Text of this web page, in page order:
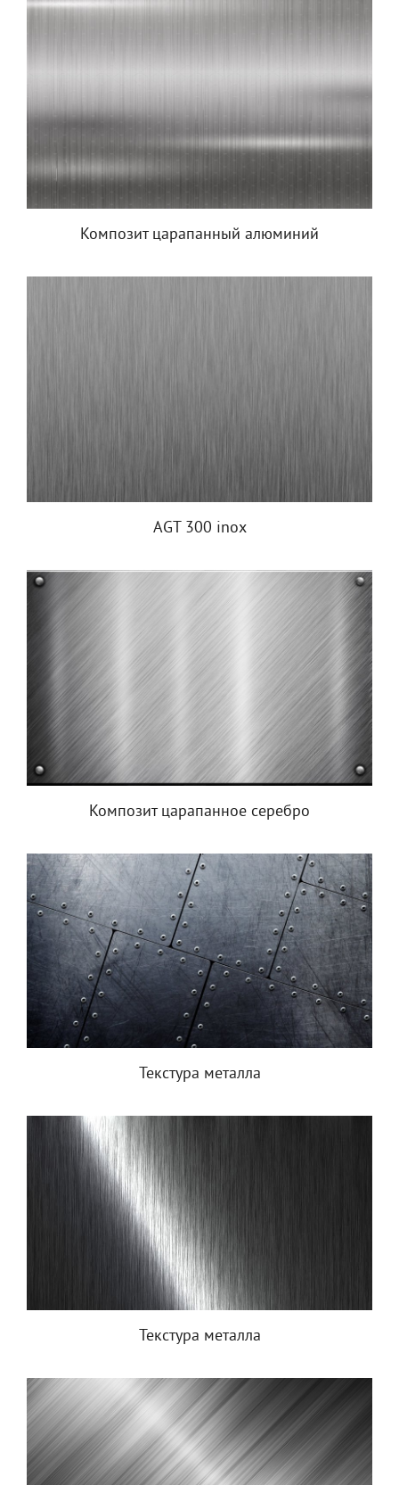
Композит царапанный алюминий
AGT 300 inox
Композит царапанное серебро
Текстура металла
Текстура металла